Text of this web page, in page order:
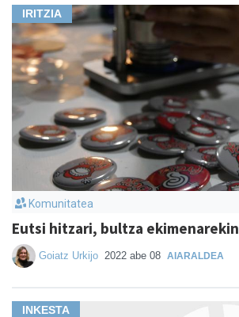
IRITZIA
Komunitatea
Eutsi hitzari, bultza ekimenarekin
Goiatz Urkijo 2022 abe 08 AIARALDEA
INKESTA